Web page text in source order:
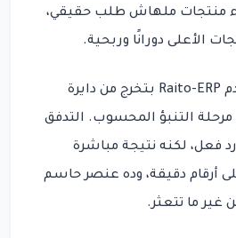
منتجات ملهاش طلب حقيقي،
الأعلى دورانًا وربحية.
الشركات اللي بتستخدم Raito-ERP بتخرج من دايرة
مرحلة التنبؤ المحسوب. التدفق
فعل، لكنه نتيجة مباشرة
أرقام دقيقة، وده عنصر حاسم
غير ما تتعثر.